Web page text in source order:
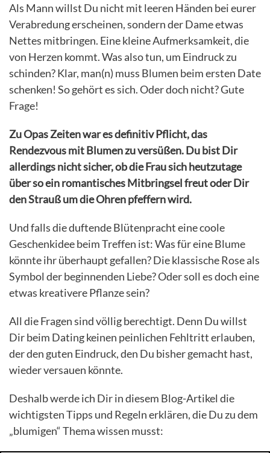
Als Mann willst Du nicht mit leeren Händen bei eurer
Verabredung erscheinen, sondern der Dame etwas
Nettes mitbringen. Eine kleine Aufmerksamkeit, die
von Herzen kommt. Was also tun, um Eindruck zu
schinden? Klar, man(n) muss Blumen beim ersten Date
schenken! So gehört es sich. Oder doch nicht? Gute
Frage!
Zu Opas Zeiten war es definitiv Pflicht, das
Rendezvous mit Blumen zu versüßen. Du bist Dir
allerdings nicht sicher, ob die Frau sich heutzutage
über so ein romantisches Mitbringsel freut oder Dir
den Strauß um die Ohren pfeffern wird.
Und falls die duftende Blütenpracht eine coole
Geschenkidee beim Treffen ist: Was für eine Blume
könnte ihr überhaupt gefallen? Die klassische Rose als
Symbol der beginnenden Liebe? Oder soll es doch eine
etwas kreativere Pflanze sein?
All die Fragen sind völlig berechtigt. Denn Du willst
Dir beim Dating keinen peinlichen Fehltritt erlauben,
der den guten Eindruck, den Du bisher gemacht hast,
wieder versauen könnte.
Deshalb werde ich Dir in diesem Blog-Artikel die
wichtigsten Tipps und Regeln erklären, die Du zu dem
„blumigen“ Thema wissen musst: